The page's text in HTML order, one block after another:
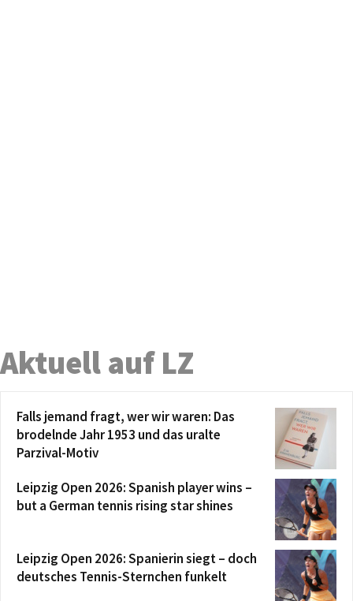
Aktuell auf LZ
Falls jemand fragt, wer wir waren: Das
brodelnde Jahr 1953 und das uralte
Parzival-Motiv
Leipzig Open 2026: Spanish player wins –
but a German tennis rising star shines
Leipzig Open 2026: Spanierin siegt – doch
deutsches Tennis-Sternchen funkelt